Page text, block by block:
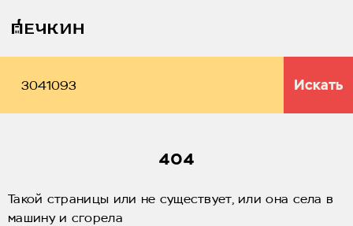
Искать
404
Такой страницы или не существует, или она села в
машину и сгорела